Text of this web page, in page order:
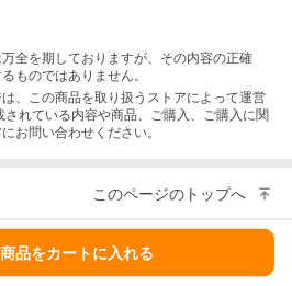
全を期しておりますが、その内容の正確
ものではありません。
は、この商品を取り扱うストアによって運営
されている内容や商品、ご購入 、ご購入に関
お問い合わせください。
このページのトップへ
品をカートに入れる